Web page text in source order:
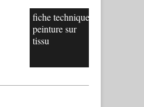
fiche technique
peinture sur
tissu